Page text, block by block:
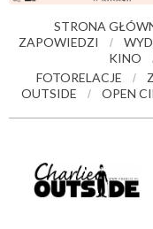
STRONA
ZAPOWIEDZI /
KINO
FOTORELACJE
/
OUTSIDE
/ OPEN